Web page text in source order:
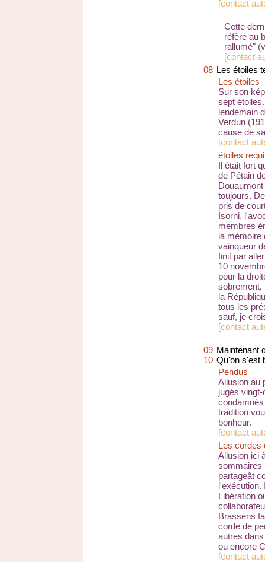
[contact
Cette
réfère au
rallumé"
[contact
08 Les étoiles
Les étoiles
Sur son
sept
lendemain
Verdun
cause de
[contact
étoiles
Il était fort
de Pétain
toujours.
pris de
Isorni,
membres
la mémoire
vainqueur
finit par
10
pour la
sobrement,
la
tous les
sauf, je
[contact
09 Maintenant
10 Qu'on s'est
Pendus
Allusion au
jugés
tradition
bonheur.
[contact
Les cordes
Allusion ici
sommaires
partageât
l'exécution.
Libération
Brassens
corde de
autres
ou encore
[contact